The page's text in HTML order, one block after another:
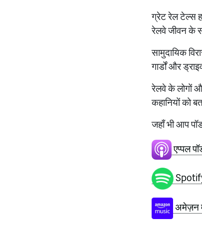
ग्रेट रेल टेल्स
रेलवे जीवन के
सामुदायिक
गार्डों और
रेलवे के लोगों
कहानियों को
जहाँ भी आप
एप्पल
अमेज़न